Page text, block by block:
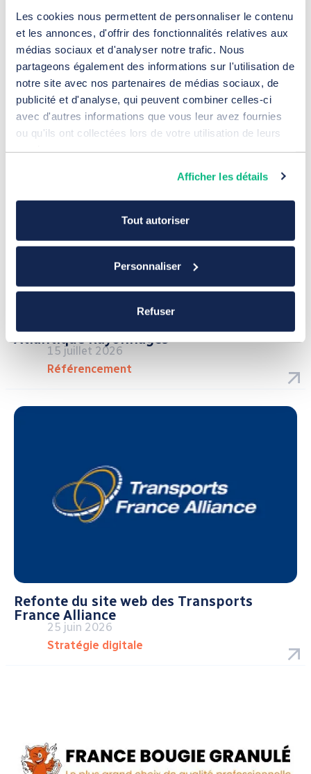
Les cookies nous permettent de personnaliser le contenu
et les annonces, d'offrir des fonctionnalités relatives aux
médias sociaux et d'analyser notre trafic. Nous
partageons également des informations sur l'utilisation de
notre site avec nos partenaires de médias sociaux, de
publicité et d'analyse, qui peuvent combiner celles-ci
avec d'autres informations que vous leur avez fournies
ou qu'ils ont collectées lors de votre utilisation de leurs
Afficher les détails
Tout autoriser
Personnaliser
Refuser
Les leviers SEO indispensables pour le
référencement naturel B2B
21 juillet 2026
Référencement
Atlantique Rayonnages
15 juillet 2026
Référencement
Refonte du site web des Transports
France Alliance
25 juin 2026
Stratégie digitale